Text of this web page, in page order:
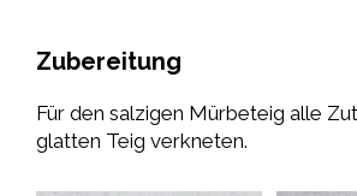
Zubereitung
Für den salzigen Mürbeteig alle
glatten Teig verkneten.